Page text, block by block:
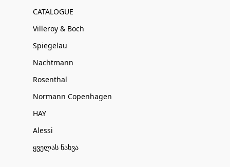
CATALOGUE
Villeroy & Boch
Spiegelau
Nachtmann
Rosenthal
Normann Copenhagen
HAY
Alessi
ყველას ნახვა